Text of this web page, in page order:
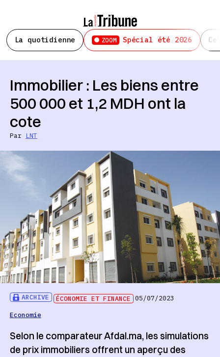
La quotidienne ZOOM Spécial été 2026
ARCHIVE ÉCONOMIE ET FINANCE 05/07/2023
Economie
Immobilier : Les biens entre
500 000 et 1,2 MDH ont la
cote
Par LNT
Selon le comparateur Afdal.ma, les simulations
de prix immobiliers offrent un aperçu des